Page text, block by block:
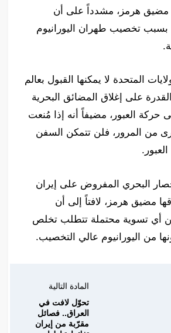
مضيق هرمز، مشدداً على أن
تخصيب طهران اليورانيوم
المتحدة لا يمكنها القبول بعالم
على إغلاق المضائق البحرية
العبور، مضيفاً أنه إذا مُنعت
من المرور، فلن تتمكن السفن
العبور.
البحري المفروض على إيران
مضيق هرمز، لافتاً إلى أن
من أي تسوية محتملة تتطلب تخلص
من اليورانيوم عالي التخصيب.
المادة التالية
تحوّل لافت في
العراق.. فصائل
مقرّبة من إيران